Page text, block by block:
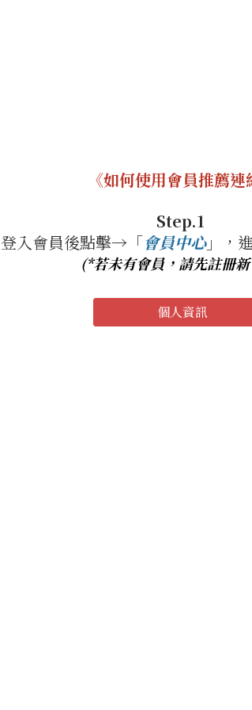
《如何使用會員推薦連
Step.1
登入會員後點擊→「會員中心」，
(*若未有會員，請先註冊
個人資訊